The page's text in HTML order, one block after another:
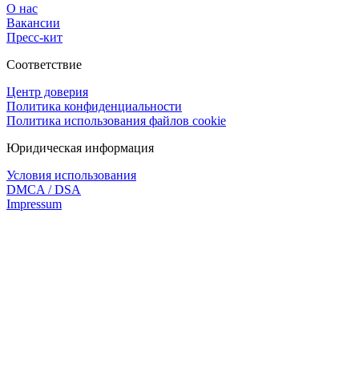
О нас
Вакансии
Пресс-кит
Соответствие
Центр доверия
Политика конфиденциальности
Политика использования файлов cookie
Юридическая информация
Условия использования
DMCA / DSA
Impressum